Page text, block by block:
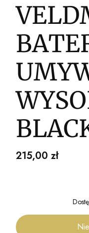
Cena
215,00 zł